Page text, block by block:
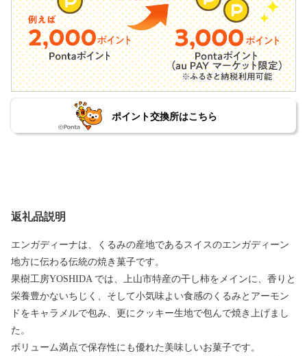
ポイント交換所はこちら
返礼品説明
エンガディーナは、くるみの産地であるスイスのエンガディーン
地方に伝わる伝統の焼き菓子です。
果樹工房YOSHIDA では、上山市特産の干し柿をメインに、香りと
栄養豊かないちじく、そして小気味よい食感のくるみとアーモン
ドをキャラメルで包み、更にクッキー生地で包んで焼き上げまし
た。
ボリューム満点で保存性にも優れた美味しいお菓子です。